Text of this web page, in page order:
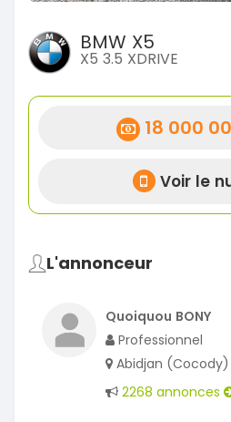
BMW X5
X5 3.5 XDRIVE
18 000
Voir le
L'annonceur
Quoiquou BONY
Professionnel
Abidjan (Cocody)
2268 annonces